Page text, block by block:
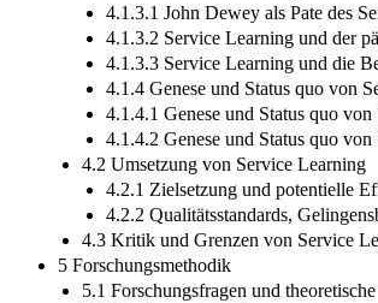
4.1.3.1 John Dewey als Pate des
4.1.3.2 Service Learning und der
4.1.3.3 Service Learning und die
4.1.4 Genese und Status quo von
4.1.4.1 Genese und Status quo
4.1.4.2 Genese und Status quo
4.2 Umsetzung von Service Learning
4.2.1 Zielsetzung und potentielle
4.2.2 Qualitätsstandards,
4.3 Kritik und Grenzen von Service
5 Forschungsmethodik
5.1 Forschungsfragen und